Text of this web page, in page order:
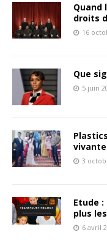
Quand
droits
16
Que
5 juin
3
Etude
plus
6 avril